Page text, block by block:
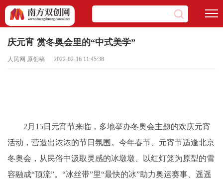
庆元宵 赏冬奥会里的“中式美学”
人民网 原创稿 2022-02-16 11:45:38
2月15日元宵节来临，多地举办冬奥会主题的欢庆元宵
活动，营造出浓浓的节日氛围。今年春节、元宵节适逢北京
冬奥会，从民俗中汲取灵感的冰墩墩、以红灯笼为原型的雪
容融成“顶流”。“冰丝带”里“最快的冰”助力奥运赛事、遥遥